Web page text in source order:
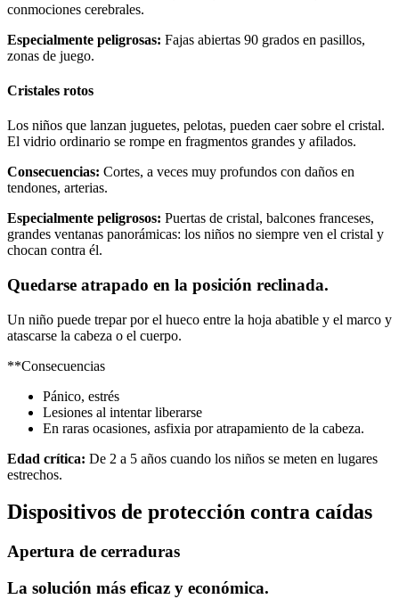
conmociones cerebrales.
Especialmente peligrosas: Fajas abiertas 90 grados en pasillos,
zonas de juego.
Cristales rotos
Los niños que lanzan juguetes, pelotas, pueden caer sobre el cristal.
El vidrio ordinario se rompe en fragmentos grandes y afilados.
Consecuencias: Cortes, a veces muy profundos con daños en
tendones, arterias.
Especialmente peligrosos: Puertas de cristal, balcones franceses,
grandes ventanas panorámicas: los niños no siempre ven el cristal y
chocan contra él.
Quedarse atrapado en la posición reclinada.
Un niño puede trepar por el hueco entre la hoja abatible y el marco y
atascarse la cabeza o el cuerpo.
**Consecuencias
Pánico, estrés
Lesiones al intentar liberarse
En raras ocasiones, asfixia por atrapamiento de la cabeza.
Edad crítica: De 2 a 5 años cuando los niños se meten en lugares
estrechos.
Dispositivos de protección contra caídas
Apertura de cerraduras
La solución más eficaz y económica.